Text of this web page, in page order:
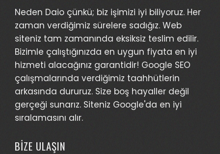
Neden Daio çünkü; biz işimizi iyi biliyoruz. Her
zaman verdiğimiz sürelere sadığız. Web
siteniz tam zamanında eksiksiz teslim edilir.
Bizimle çalıştığınızda en uygun fiyata en iyi
hizmeti alacağınız garantidir! Google SEO
çalışmalarında verdiğimiz taahhütlerin
arkasında dururuz. Size boş hayaller değil
gerçeği sunarız. Siteniz Google'da en iyi
sıralamasını alır.
BİZE ULAŞIN